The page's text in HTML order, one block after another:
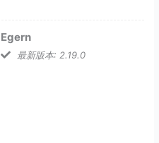
Egern
最新版本: 2.19.0